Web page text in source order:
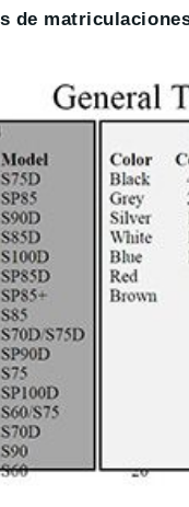
de